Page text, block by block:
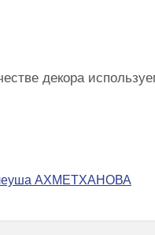
декора
АХМЕТХАНОВА